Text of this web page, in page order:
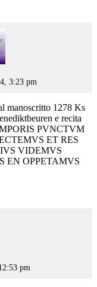
3:23 pm
manoscritto 1278 Ks
e recita
PVNCTVM
ET RES
VIDEMVS
EN OPPETAMVS
pm